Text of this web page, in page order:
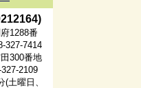
1288番
327-7414
300番地
2109
土曜日、